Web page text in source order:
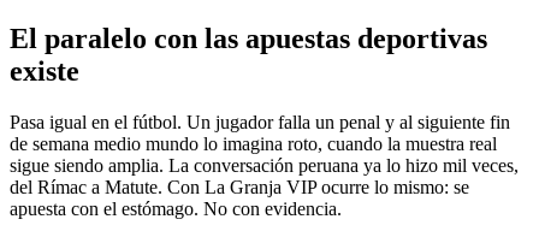
El paralelo con las apuestas deportivas
existe
Pasa igual en el fútbol. Un jugador falla un penal y al siguiente fin
de semana medio mundo lo imagina roto, cuando la muestra real
sigue siendo amplia. La conversación peruana ya lo hizo mil veces,
del Rímac a Matute. Con La Granja VIP ocurre lo mismo: se
apuesta con el estómago. No con evidencia.